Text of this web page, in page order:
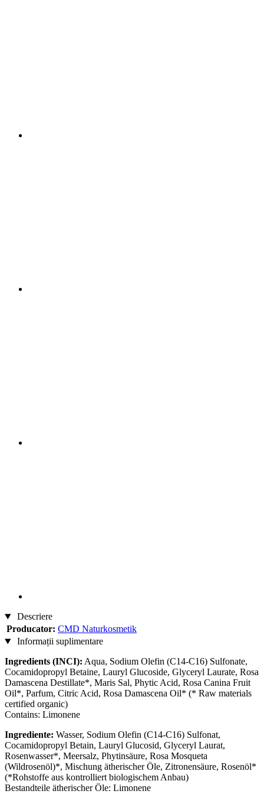
Descriere
Producator: CMD Naturkosmetik
Informații suplimentare
Ingredients (INCI): Aqua, Sodium Olefin (C14-C16) Sulfonate,
Cocamidopropyl Betaine, Lauryl Glucoside, Glyceryl Laurate, Rosa
Damascena Destillate*, Maris Sal, Phytic Acid, Rosa Canina Fruit
Oil*, Parfum, Citric Acid, Rosa Damascena Oil* (* Raw materials
certified organic)
Contains: Limonene
Ingrediente: Wasser, Sodium Olefin (C14-C16) Sulfonat,
Cocamidopropyl Betain, Lauryl Glucosid, Glyceryl Laurat,
Rosenwasser*, Meersalz, Phytinsäure, Rosa Mosqueta
(Wildrosenöl)*, Mischung ätherischer Öle, Zitronensäure, Rosenöl*
(*Rohstoffe aus kontrolliert biologischem Anbau)
Bestandteile ätherischer Öle: Limonene